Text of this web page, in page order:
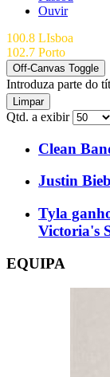
Ouvir
100.8 LIsboa
102.7 Porto
Off-Canvas Toggle
Introduza parte do
Limpar
Qtd. a exibir
Clean
Justin
Tyla
Victoria's
EQUIPA